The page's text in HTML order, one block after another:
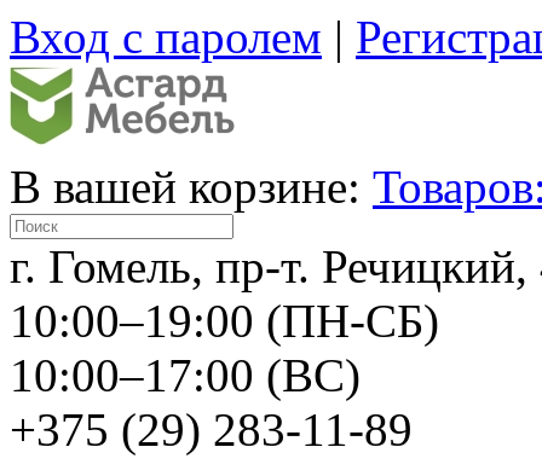
Вход с паролем |
В вашей корзине:
г. Гомель, пр-т. Речицкий,
10:00–19:00 (ПН-СБ)
10:00–17:00 (ВС)
+375 (29) 283-11-89